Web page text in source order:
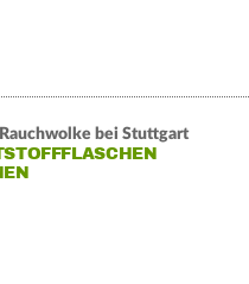
bei Stuttgart